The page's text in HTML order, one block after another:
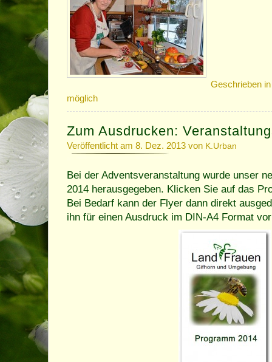
Geschrieben
möglich
Zum Ausdrucken:
Veröffentlicht am 8. Dez. 2013 von K.Urban
Bei der Adventsveranstaltung wurde unser
2014 herausgegeben. Klicken Sie auf das
Bei Bedarf kann der Flyer dann direkt
ihn für einen Ausdruck im DIN-A4 Format